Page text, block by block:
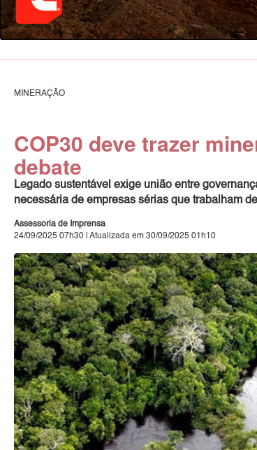
MINERAÇÃO
COP30 deve trazer
debate
Legado sustentável exige união entre
necessária de empresas sérias que trabalham
Assessoria de Imprensa
24/09/2025 07h30 | Atualizada em 30/09/2025 01h10